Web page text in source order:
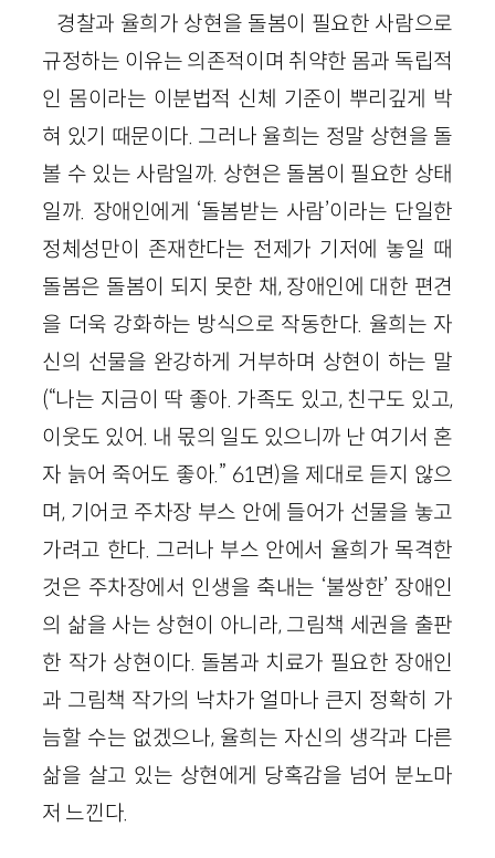
경찰과 율희가 상현을 돌봄이 필요한 사람으로
규정하는 이유는 의존적이며 취약한 몸과 독립적
인 몸이라는 이분법적 신체 기준이 뿌리깊게 박
혀 있기 때문이다. 그러나 율희는 정말 상현을 돌
볼 수 있는 사람일까. 상현은 돌봄이 필요한 상태
일까. 장애인에게 ‘돌봄받는 사람’이라는 단일한
정체성만이 존재한다는 전제가 기저에 놓일 때
돌봄은 돌봄이 되지 못한 채, 장애인에 대한 편견
을 더욱 강화하는 방식으로 작동한다. 율희는 자
신의 선물을 완강하게 거부하며 상현이 하는 말
(“나는 지금이 딱 좋아. 가족도 있고, 친구도 있고,
이웃도 있어. 내 몫의 일도 있으니까 난 여기서 혼
자 늙어 죽어도 좋아.” 61면)을 제대로 듣지 않으
며, 기어코 주차장 부스 안에 들어가 선물을 놓고
가려고 한다. 그러나 부스 안에서 율희가 목격한
것은 주차장에서 인생을 축내는 ‘불쌍한’ 장애인
의 삶을 사는 상현이 아니라, 그림책 세권을 출판
한 작가 상현이다. 돌봄과 치료가 필요한 장애인
과 그림책 작가의 낙차가 얼마나 큰지 정확히 가
늠할 수는 없겠으나, 율희는 자신의 생각과 다른
삶을 살고 있는 상현에게 당혹감을 넘어 분노마
저 느낀다.